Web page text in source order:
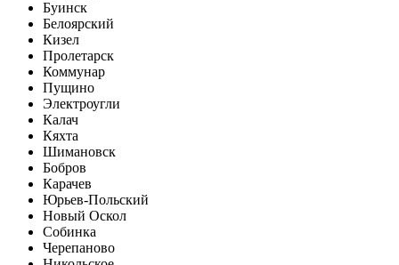
Буинск
Белоярский
Кизел
Пролетарск
Коммунар
Пущино
Электроугли
Калач
Кяхта
Шимановск
Бобров
Карачев
Юрьев-Польский
Новый Оскол
Собинка
Черепаново